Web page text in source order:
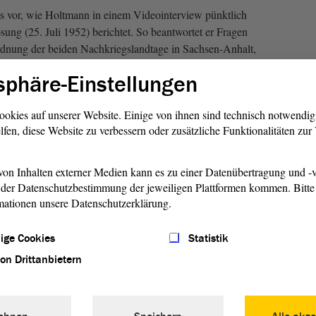
vor, wie Holtmann in einem Videointerview pünktlich
(25. Juli 1952) berichtet. So beantwortet er Fragen
der beiden Nachkriegslandtage in Sachsen-Anhalt,
wichtigsten Aufgaben. Und dies genau an dem Ort,
selbst auflöste, in der früheren Artilleriekaserne in Halle
wird. Holtmann wagt auch schon einen ersten Blick
Auflösung des Parlaments führten und inwieweit dieser
des Zeitsprungs von siebzig Jahren auch heute noch von
Das
Gesetz
Einstellungen
auf unserer Website. Einige von ihnen sind technisch
diese Website zu verbessern oder zusätzliche Funktionalitäten
Inhalten externer Medien kann es zu einer Datenübertragung und -
Datenschutzbestimmung der jeweiligen Plattformen kommen.
unsere Datenschutzerklärung.
Cookies
Statistik
Drittanbietern